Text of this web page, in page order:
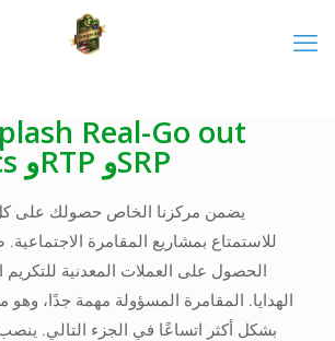
Real-Go out
Analytics وRTP وSRP
يضمن مركزنا الخاص حصولك على كل
للاستمتاع بمشاريع المقامرة
الحصول على العملات المعدنية للتكريم
الهدايا. المقامرة المسؤولة مهمة جدًا، وهو
بشكل أكثر اتساعًا في الجزء التالي.